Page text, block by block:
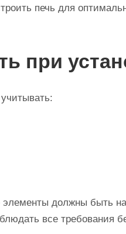
печь для
при
элементы должны быть
все требования